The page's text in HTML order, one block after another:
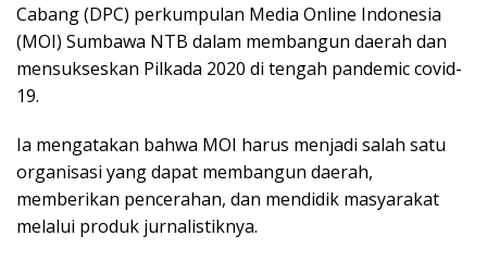
Cabang (DPC) perkumpulan Media Online Indonesia
(MOI) Sumbawa NTB dalam membangun daerah dan
mensukseskan Pilkada 2020 di tengah pandemic covid-
19.
Ia mengatakan bahwa MOI harus menjadi salah satu
organisasi yang dapat membangun daerah,
memberikan pencerahan, dan mendidik masyarakat
melalui produk jurnalistiknya.